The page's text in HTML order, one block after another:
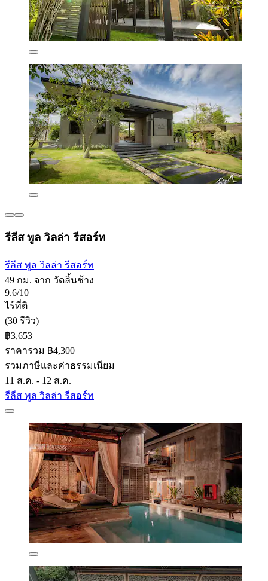
รีลีส พูล วิลล่า รีสอร์ท
รีลีส พูล วิลล่า รีสอร์ท
49 กม. จาก วัดลิ้นช้าง
9.6/10
ไร้ที่ติ
(30 รีวิว)
฿3,653
ราคารวม ฿4,300
รวมภาษีและค่าธรรมเนียม
11 ส.ค. - 12 ส.ค.
รีลีส พูล วิลล่า รีสอร์ท